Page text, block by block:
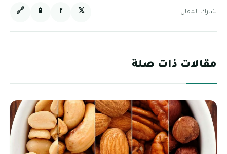
شارك المقال: 𝕏
f
📱
🔗
مقالات ذات صلة